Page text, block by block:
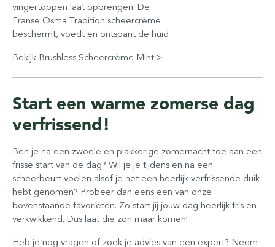
vingertoppen laat opbrengen. De
Franse Osma Tradition scheercrème
beschermt, voedt en ontspant de huid
Bekijk Brushless Scheercrème Mint >
Start een warme zomerse dag
verfrissend!
Ben je na een zwoele en plakkerige zomernacht toe aan een
frisse start van de dag? Wil je je tijdens en na een
scheerbeurt voelen alsof je net een heerlijk verfrissende duik
hebt genomen? Probeer dan eens een van onze
bovenstaande favorieten. Zo start jij jouw dag heerlijk fris en
verkwikkend. Dus laat die zon maar komen!
Heb je nog vragen of zoek je advies van een expert? Neem